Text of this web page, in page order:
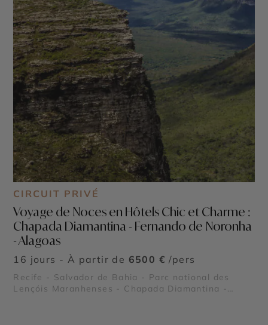
CIRCUIT PRIVÉ
Voyage de Noces en Hôtels Chic et Charme :
Chapada Diamantina - Fernando de Noronha
- Alagoas
16 jours - À partir de 6500 € /pers
Recife - Salvador de Bahia - Parc national des
Lençóis Maranhenses - Chapada Diamantina -